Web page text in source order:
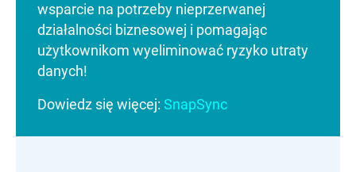
wsparcie na potrzeby nieprzerwanej
działalności biznesowej i pomagając
użytkownikom wyeliminować ryzyko utraty
danych!
Dowiedz się więcej: SnapSync